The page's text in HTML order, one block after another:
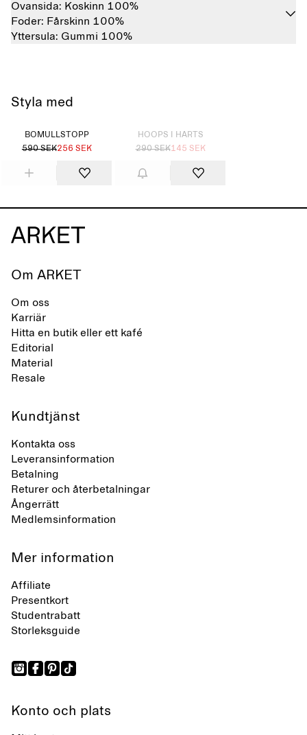
Ovansida: Koskinn 100%
Foder: Fårskinn 100%
Yttersula: Gummi 100%
Styla med
BOMULLSTOPP
590 SEK256 SEK
HOOPS I HARTS
290 SEK145 SEK
Om ARKET
Om oss
Karriär
Hitta en butik eller ett kafé
Editorial
Material
Resale
Kundtjänst
Kontakta oss
Leveransinformation
Betalning
Returer och återbetalningar
Ångerrätt
Medlemsinformation
Mer information
Affiliate
Presentkort
Studentrabatt
Storleksguide
Konto och plats